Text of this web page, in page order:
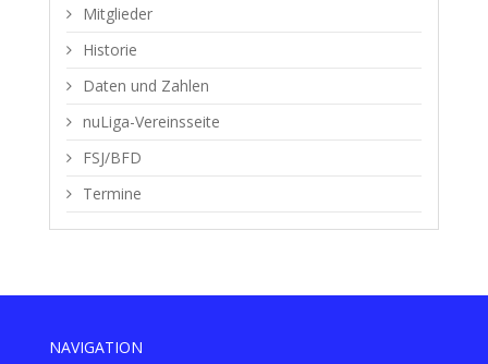
Mitglieder
Historie
Daten und Zahlen
nuLiga-Vereinsseite
FSJ/BFD
Termine
NAVIGATION